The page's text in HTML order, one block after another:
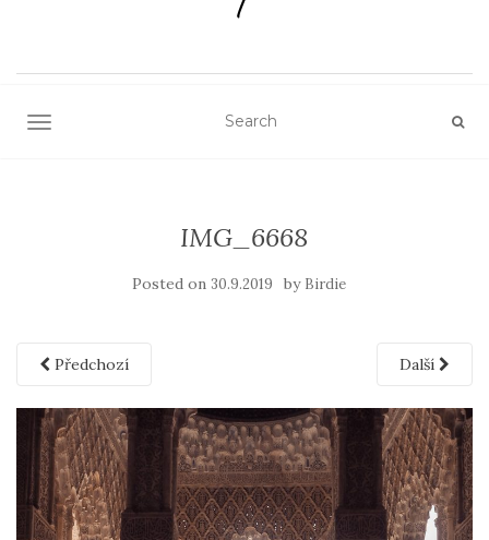
TOGGLE NAVIGATION
IMG_6668
Posted on 30.9.2019 by Birdie
Předchozí Další